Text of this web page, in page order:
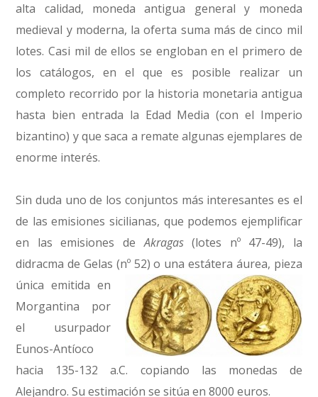
alta calidad, moneda antigua general y moneda
medieval y moderna, la oferta suma más de cinco mil
lotes. Casi mil de ellos se engloban en el primero de
los catálogos, en el que es posible realizar un
completo recorrido por la historia monetaria antigua
hasta bien entrada la Edad Media (con el Imperio
bizantino) y que saca a remate algunas ejemplares de
enorme interés.
Sin duda uno de los conjuntos más interesantes es el
de las emisiones sicilianas, que podemos ejemplificar
en las emisiones deAkragas(lotes nº 47-49), la
didracma de Gelas (nº 52) o una estátera áurea, pieza
única emitida en
Morgantina por
el usurpador
Eunos-Antíoco
hacia 135-132 a.C. copiando las monedas de
Alejandro. Su estimación se sitúa en 8000 euros.